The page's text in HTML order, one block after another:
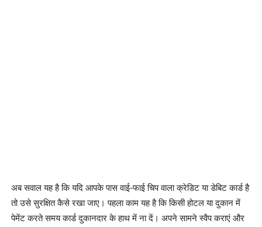
अब सवाल यह है कि यदि आपके पास वाई-फाई चिप वाला क्रेडिट या डेबिट कार्ड है
तो उसे सुरक्षित कैसे रखा जाए। पहला काम यह है कि किसी होटल या दुकान में
पेमेंट करते समय कार्ड दुकानदार के हाथ में ना दें। अपने सामने स्वैप कराएं और